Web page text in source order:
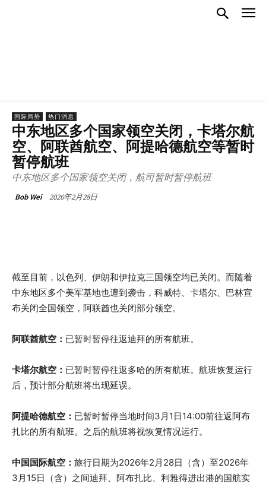
国际局势 热门消息
中东地区多个国家领空关闭，卡塔尔航
空、阿联酋航空、阿提哈德航空等暂时
暂停航班
中东地区多个国家领空关闭，航司暂时暂停航班
Bob Wei 2026年2月28日
截至目前，以色列、伊朗和伊拉克三国领空均已关闭。而随着
中东地区多个美军基地也遭到袭击，科威特、卡塔尔、巴林宣
布关闭全国领空，阿联酋也关闭部分领空。
阿联酋航空： 已暂时暂停往返迪拜的所有航班。
卡塔尔航空： 已暂时暂停往返多哈的所有航班。航班恢复运行
后，预计部分航班将出现延误。
阿提哈德航空： 已暂时暂停当地时间3月1日14:00前往返阿布
扎比的所有航班。之后的航班将视恢复情况运行。
中国国际航空： 旅行日期为2026年2月28日（含）至2026年
3月15日（含）之间迪拜、阿布扎比、利雅得进出港的国航实